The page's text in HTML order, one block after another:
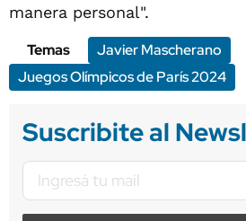
manera personal".
Temas
Javier Mascherano
Juegos Olímpicos de París 2024
Suscribite al